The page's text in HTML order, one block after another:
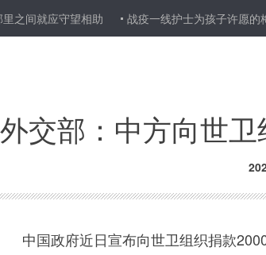
之间就应守望相助 战疫一线护士为孩子许愿的梅
外交部：中方向世
中国政府近日宣布向世卫组织捐款2000